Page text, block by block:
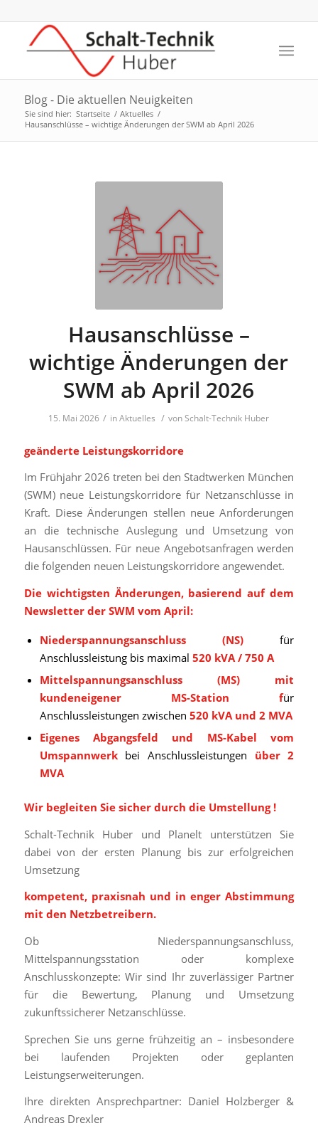
Blog - Die aktuellen Neuigkeiten
Sie sind hier: Startseite / Aktuelles /
Hausanschlüsse – wichtige Änderungen der SWM ab April 2026
Hausanschlüsse –
wichtige Änderungen der
SWM ab April 2026
15. Mai 2026 / inAktuelles / vonSchalt-Technik Huber
geänderte Leistungskorridore
Im Frühjahr 2026 treten bei den Stadtwerken München
(SWM) neue Leistungskorridore für Netzanschlüsse in
Kraft. Diese Änderungen stellen neue Anforderungen
an die technische Auslegung und Umsetzung von
Hausanschlüssen. Für neue Angebotsanfragen werden
die folgenden neuen Leistungskorridore angewendet.
Die wichtigsten Änderungen, basierend auf dem
Newsletter der SWM vom April:
Niederspannungsanschluss (NS)für
Anschlussleistung bis maximal 520 kVA / 750 A
Mittelspannungsanschluss (MS) mit
kundeneigener MS-Station für
Anschlussleistungen zwischen 520 kVA und 2 MVA
Eigenes Abgangsfeld und MS-Kabel vom
Umspannwerk bei Anschlussleistungen über 2
MVA
Wir begleiten Sie sicher durch die Umstellung !
Schalt-Technik Huber und Planelt unterstützen Sie
dabei von der ersten Planung bis zur erfolgreichen
Umsetzung
kompetent, praxisnah und in enger Abstimmung
mit den Netzbetreibern.
Ob Niederspannungsanschluss,
Mittelspannungsstation oder komplexe
Anschlusskonzepte: Wir sind Ihr zuverlässiger Partner
für die Bewertung, Planung und Umsetzung
zukunftssicherer Netzanschlüsse.
Sprechen Sie uns gerne frühzeitig an – insbesondere
bei laufenden Projekten oder geplanten
Leistungserweiterungen.
Ihre direkten Ansprechpartner: Daniel Holzberger &
Andreas Drexler